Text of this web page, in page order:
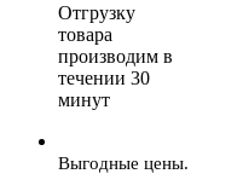
Отгрузку
товара
производим в
течении 30
минут
Выгодные цены.